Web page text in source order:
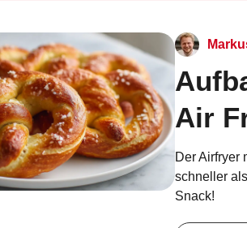
Air
Der Airfryer
schneller
Snack!